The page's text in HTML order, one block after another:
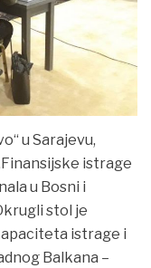
u Sarajevu,
istrage
u Bosni i
stol je
istrage i
Balkana –